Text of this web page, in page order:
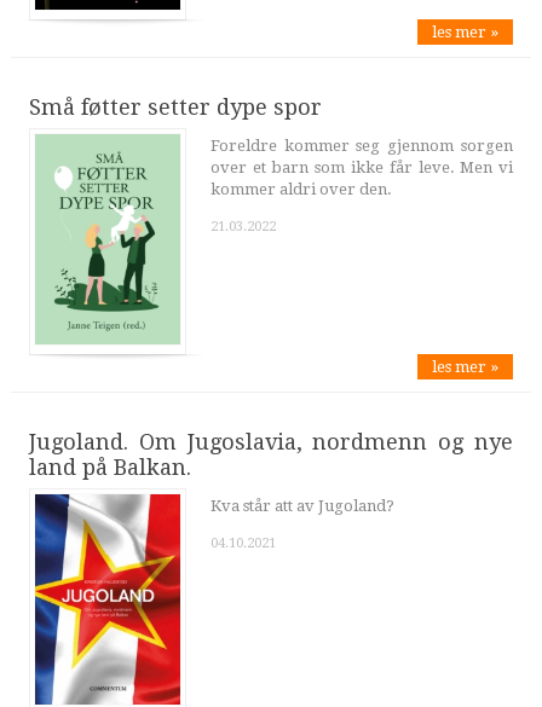
les mer »
Små føtter setter dype spor
Foreldre kommer seg gjennom sorgen
over et barn som ikke får leve. Men vi
kommer aldri over den.
21.03.2022
les mer »
Jugoland. Om Jugoslavia, nordmenn og nye
land på Balkan.
Kva står att av Jugoland?
04.10.2021